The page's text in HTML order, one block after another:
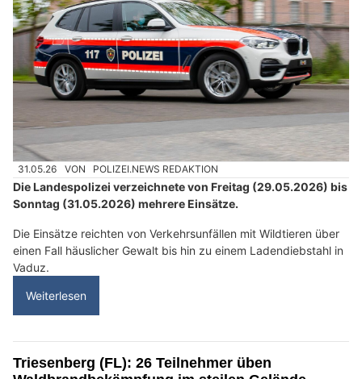
31.05.26 VON POLIZEI.NEWS REDAKTION
Die Landespolizei verzeichnete von Freitag (29.05.2026) bis
Sonntag (31.05.2026) mehrere Einsätze.
Die Einsätze reichten von Verkehrsunfällen mit Wildtieren über
einen Fall häuslicher Gewalt bis hin zu einem Ladendiebstahl in
Vaduz.
Weiterlesen
Triesenberg (FL): 26 Teilnehmer üben